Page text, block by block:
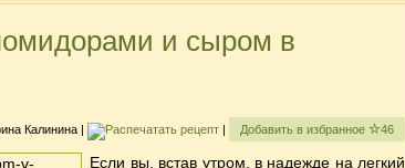
и сыром в
Калинина | | Добавить в избранное 46
Если вы, встав утром, в надежде на легкий